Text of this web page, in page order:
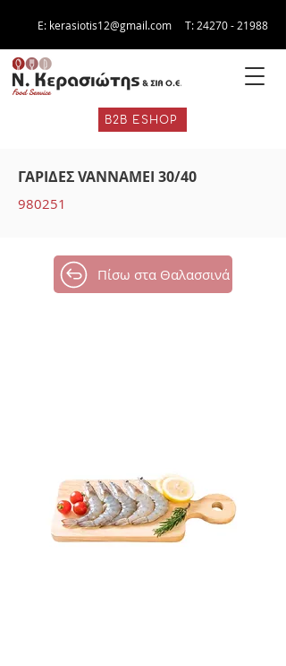
E: kerasiotis12@gmail.com Τ: 24270 - 21988
B2B ESHOP
ΓΑΡΙΔΕΣ VANNAMEI 30/40
980251
Πίσω στα Θαλασσινά